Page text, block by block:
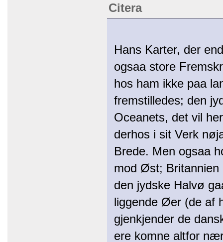
Citera
Hans Karter, der
ogsaa store
hos ham ikke paa
fremstilledes; den
Oceanets, det vil
derhos i sit Verk
Brede. Men ogsaa
mod Øst; Britannien
den jydske Halvø
liggende Øer (de af
gjenkjender de
ere komne altfor